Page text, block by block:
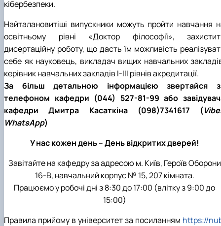
кібербезпеки.
Найталановитіші випускники можуть пройти навчання
освітньому рівні «Доктор філософії»,
дисертаційну роботу, що дасть їм можливість
себе як науковець, викладач вищих навчальних
керівник навчальних закладів I-III рівнів акредитації.
За більш детальною інформацією звертайся
телефоном кафедри (044) 527-81-99 або
кафедриДмитра Касаткіна(098)7341617 (
WhatsApp)
У нас кожен день – День відкритих дверей!
Завітайте на кафедру за адресою м. Київ, Героїв Оборони
16-В, навчальний корпус № 15, 207 кімната.
Працюємо у робочі дні з 8:30 до 17:00 (влітку з 9:00 до
15:00)
Правила прийому в університет за посиланням https://